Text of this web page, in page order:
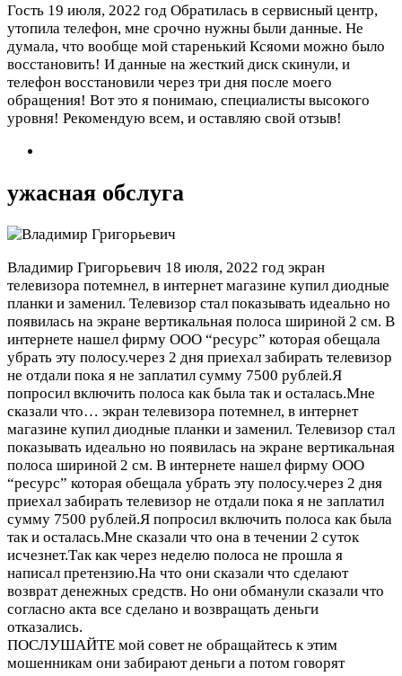
Гость 19 июля, 2022 год Обратилась в сервисный центр,
утопила телефон, мне срочно нужны были данные. Не
думала, что вообще мой старенький Ксяоми можно было
восстановить! И данные на жесткий диск скинули, и
телефон восстановили через три дня после моего
обращения! Вот это я понимаю, специалисты высокого
уровня! Рекомендую всем, и оставляю свой отзыв!
ужасная обслуга
Владимир Григорьевич 18 июля, 2022 год экран
телевизора потемнел, в интернет магазине купил диодные
планки и заменил. Телевизор стал показывать идеально но
появилась на экране вертикальная полоса шириной 2 см. В
интернете нашел фирму ООО “ресурс” которая обещала
убрать эту полосу.через 2 дня приехал забирать телевизор
не отдали пока я не заплатил сумму 7500 рублей.Я
попросил включить полоса как была так и осталась.Мне
сказали что… экран телевизора потемнел, в интернет
магазине купил диодные планки и заменил. Телевизор стал
показывать идеально но появилась на экране вертикальная
полоса шириной 2 см. В интернете нашел фирму ООО
“ресурс” которая обещала убрать эту полосу.через 2 дня
приехал забирать телевизор не отдали пока я не заплатил
сумму 7500 рублей.Я попросил включить полоса как была
так и осталась.Мне сказали что она в течении 2 суток
исчезнет.Так как через неделю полоса не прошла я
написал претензию.На что они сказали что сделают
возврат денежных средств. Но они обманули сказали что
согласно акта все сделано и возвращать деньги
отказались.
ПОСЛУШАЙТЕ мой совет не обращайтесь к этим
мошенникам они забирают деньги а потом говорят